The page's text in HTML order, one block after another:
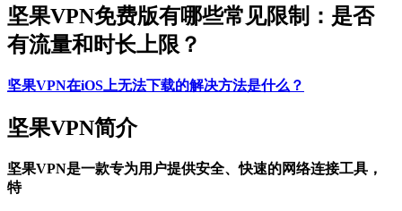
坚果VPN免费版有哪些常见限制：是否
有流量和时长上限？
坚果VPN在iOS上无法下载的解决方法是什么？
坚果VPN简介
坚果VPN是一款专为用户提供安全、快速的网络连接工具，
特